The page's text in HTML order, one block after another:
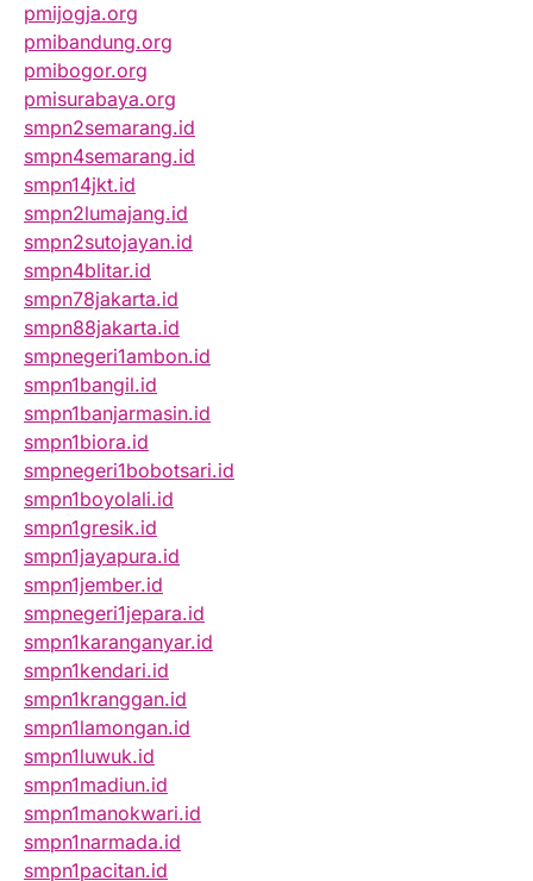
pmijogja.org
pmibandung.org
pmibogor.org
pmisurabaya.org
smpn2semarang.id
smpn4semarang.id
smpn14jkt.id
smpn2lumajang.id
smpn2sutojayan.id
smpn4blitar.id
smpn78jakarta.id
smpn88jakarta.id
smpnegeri1ambon.id
smpn1bangil.id
smpn1banjarmasin.id
smpn1biora.id
smpnegeri1bobotsari.id
smpn1boyolali.id
smpn1gresik.id
smpn1jayapura.id
smpn1jember.id
smpnegeri1jepara.id
smpn1karanganyar.id
smpn1kendari.id
smpn1kranggan.id
smpn1lamongan.id
smpn1luwuk.id
smpn1madiun.id
smpn1manokwari.id
smpn1narmada.id
smpn1pacitan.id